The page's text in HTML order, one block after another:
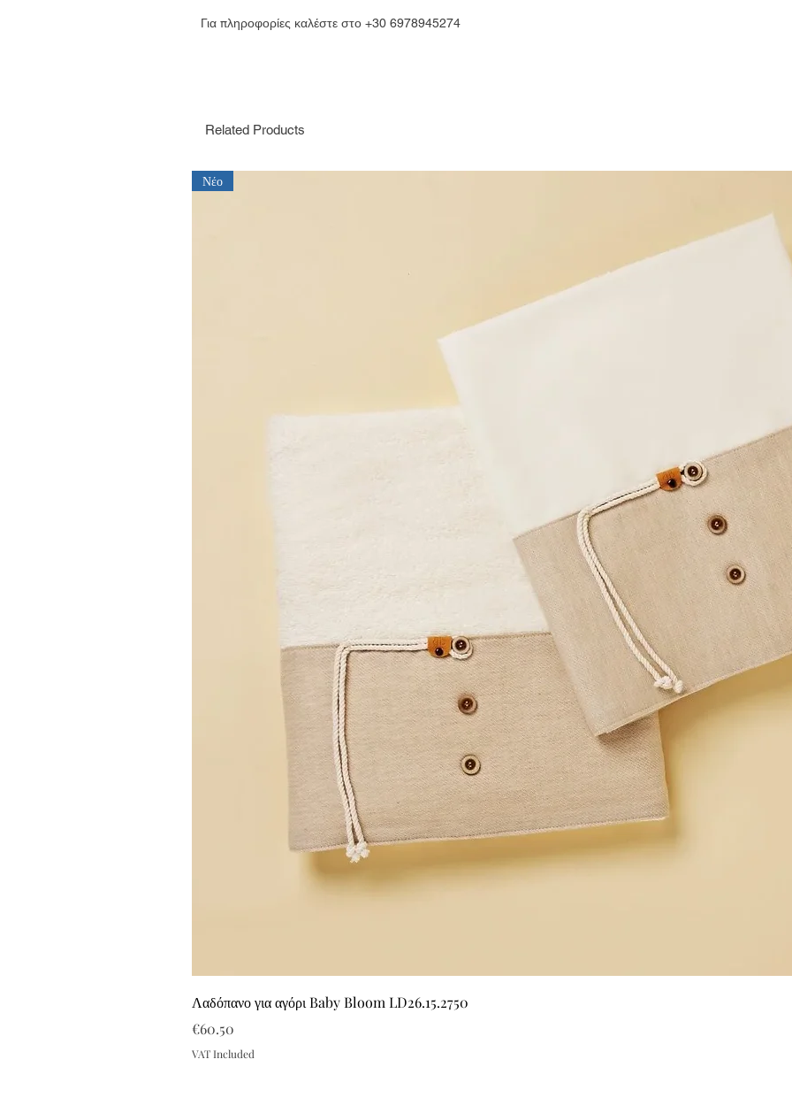
Για πληροφορίες καλέστε στο +30 6978945274
Related Products
Νέο
Λαδόπανο για αγόρι Baby Bloom LD26.15.2750
Price
€60.50
VAT Included